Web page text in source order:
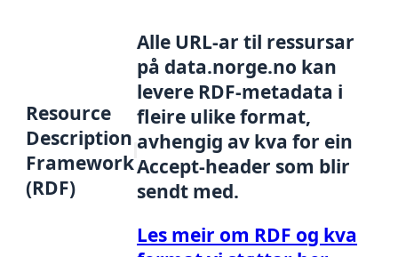
Resource
Description
Framework
(RDF)
Alle URL-ar til ressursar
på data.norge.no kan
levere RDF-metadata i
fleire ulike format,
avhengig av kva for ein
Accept-header som blir
sendt med.
Les meir om RDF og kva